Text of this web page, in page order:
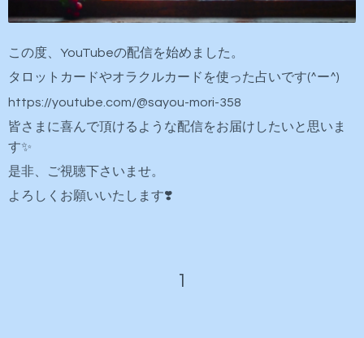
この度、YouTubeの配信を始めました。
タロットカードやオラクルカードを使った占いです(^ー^)
https://youtube.com/@sayou-mori-358
皆さまに喜んで頂けるような配信をお届けしたいと思いま
す✨️
是非、ご視聴下さいませ。
よろしくお願いいたします❣️
1